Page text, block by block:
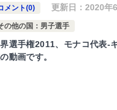
メント(0) 更新日：2020年
の他の国：男子選手
選手権2011、モナコ代表-
動画です。